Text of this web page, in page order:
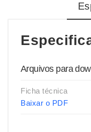
Arquivos para
Ficha técnica
Baixar o PDF